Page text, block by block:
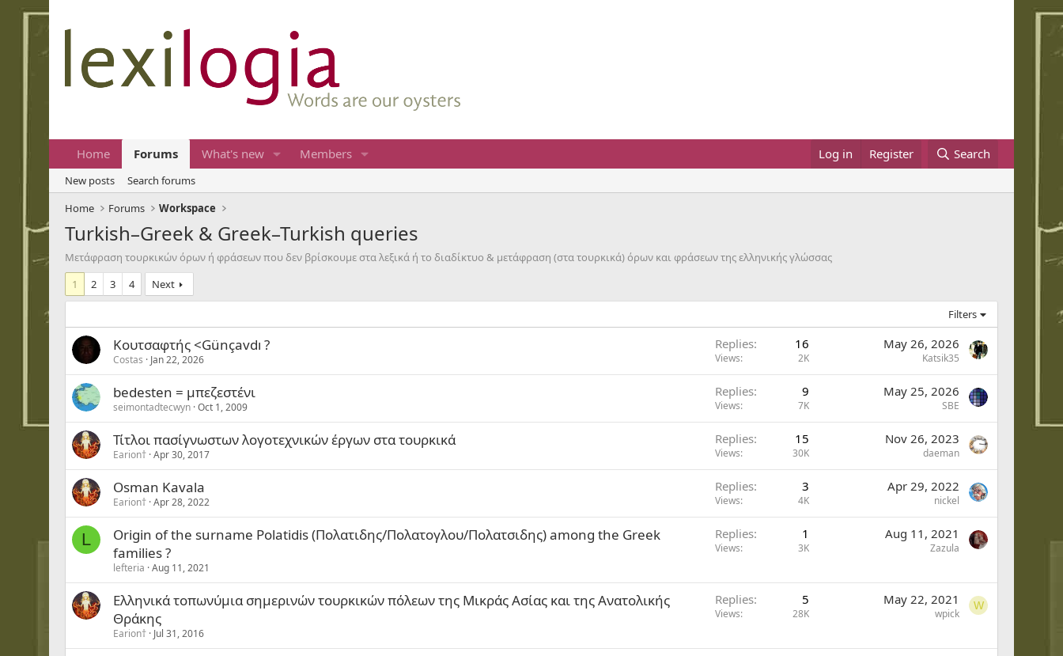
Home Forums What's new Members Log in Register Search
New posts
Search forums
Home
Forums Workspace
Turkish–Greek & Greek–Turkish queries
Μετάφραση τουρκικών όρων ή φράσεων που δεν βρίσκουμε στα λεξικά ή το διαδίκτυο & μετάφραση (στα τουρκικά) όρων και φράσεων της ελληνικής γλώσσας
1
2 3 4 Next
Filters
Κουτσαφτής <Günçavdı ?
Costas Jan 22, 2026
Replies 16
Views 2K
May 26, 2026
Katsik35
bedesten = μπεζεστένι
seimontadtecwyn Oct 1, 2009
Replies 9
Views 7K
May 25, 2026
SBE
Τίτλοι πασίγνωστων λογοτεχνικών έργων στα τουρκικά
Earion† Apr 30, 2017
Replies 15
Views 30K
Nov 26, 2023
daeman
Osman Kavala
Earion† Apr 28, 2022
Replies 3
Views 4K
Apr 29, 2022
nickel
L
Origin of the surname Polatidis (Πολατιδης/Πολατογλου/Πολατσιδης) among the Greek
families ?
lefteria Aug 11, 2021
Replies 1
Views 3K
Aug 11, 2021
Zazula
Ελληνικά τοπωνύμια σημερινών τουρκικών πόλεων της Μικράς Ασίας και της Ανατολικής
Θράκης
Earion† Jul 31, 2016
Replies 5
Views 28K
May 22, 2021
wpick
W